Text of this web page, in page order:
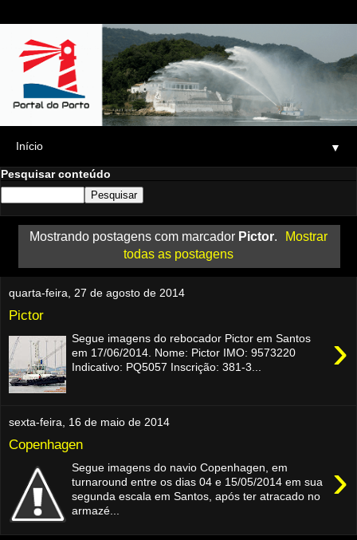
▼
Pesquisar conteúdo
Mostrando postagens com marcador Pictor.
Mostrar
todas as postagens
quarta-feira, 27 de agosto de 2014
Pictor
›
Segue imagens do rebocador Pictor em Santos
em 17/06/2014. Nome: Pictor IMO: 9573220
Indicativo: PQ5057 Inscrição: 381-3...
sexta-feira, 16 de maio de 2014
Copenhagen
›
Segue imagens do navio Copenhagen, em
turnaround entre os dias 04 e 15/05/2014 em sua
segunda escala em Santos, após ter atracado no
armazé...